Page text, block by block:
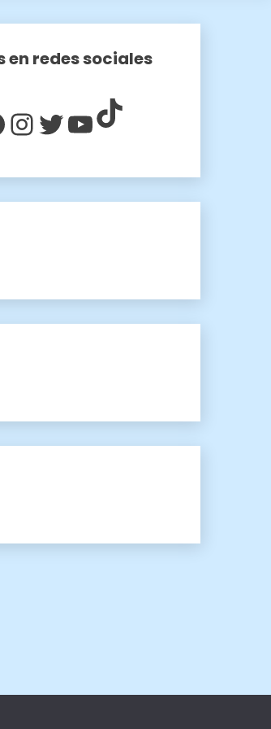
en redes sociales
Instagram
Twitter
YouTube
TikTok